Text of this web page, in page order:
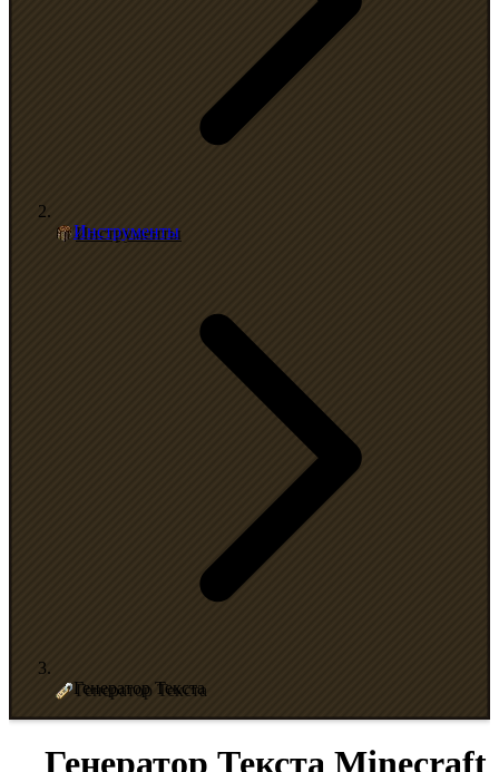
Инструменты
Генератор Текста
Генератор Текста Minecraft